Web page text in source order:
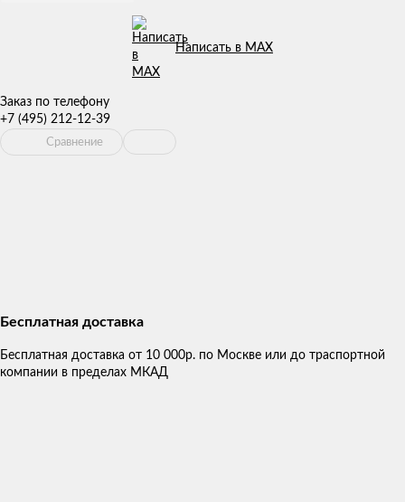
Написать в MAX
Заказ по телефону
+7 (495) 212-12-39
Сравнение
Бесплатная доставка
Бесплатная доставка от 10 000р. по Москве или до траспортной
компании в пределах МКАД